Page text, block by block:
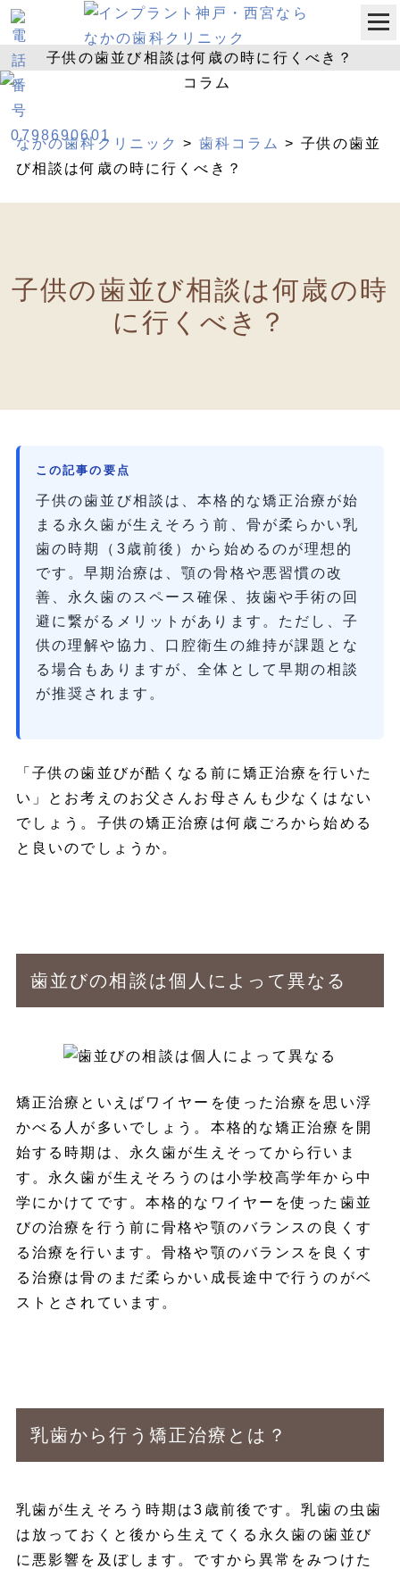
なかの歯科クリニック > 歯科コラム > 子供の歯並
び相談は何歳の時に行くべき？
子供の歯並び相談は何歳の時
に行くべき？
この記事の要点
子供の歯並び相談は、本格的な矯正治療が始
まる永久歯が生えそろう前、骨が柔らかい乳
歯の時期（3歳前後）から始めるのが理想的
です。早期治療は、顎の骨格や悪習慣の改
善、永久歯のスペース確保、抜歯や手術の回
避に繋がるメリットがあります。ただし、子
供の理解や協力、口腔衛生の維持が課題とな
る場合もありますが、全体として早期の相談
が推奨されます。
「子供の歯並びが酷くなる前に矯正治療を行いた
い」とお考えのお父さんお母さんも少なくはない
でしょう。子供の矯正治療は何歳ごろから始める
と良いのでしょうか。
歯並びの相談は個人によって異なる
矯正治療といえばワイヤーを使った治療を思い浮
かべる人が多いでしょう。本格的な矯正治療を開
始する時期は、永久歯が生えそってから行いま
す。永久歯が生えそろうのは小学校高学年から中
学にかけてです。本格的なワイヤーを使った歯並
びの治療を行う前に骨格や顎のバランスの良くす
る治療を行います。骨格や顎のバランスを良くす
る治療は骨のまだ柔らかい成長途中で行うのがベ
ストとされています。
乳歯から行う矯正治療とは？
乳歯が生えそろう時期は3歳前後です。乳歯の虫歯
は放っておくと後から生えてくる永久歯の歯並び
に悪影響を及ぼします。ですから異常をみつけた